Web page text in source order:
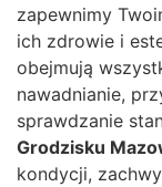
zapewnimy
ich zdrowie i
obejmują
nawadnianie,
sprawdzanie
Grodzisku
kondycji,